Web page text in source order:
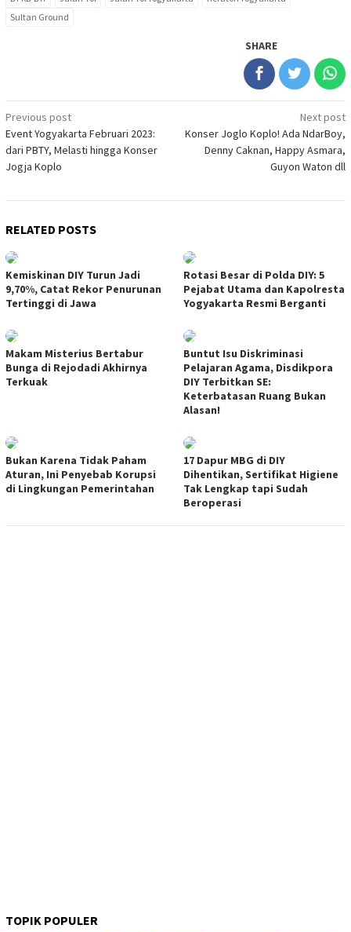
Sultan Ground
SHARE
Post
navigation
Previous post
Event Yogyakarta Februari 2023:
dari PBTY, Melasti hingga Konser
Jogja Koplo
Next post
Konser Joglo Koplo! Ada NdarBoy,
Denny Caknan, Happy Asmara,
Guyon Waton dll
RELATED POSTS
Kemiskinan DIY Turun Jadi
9,70%, Catat Rekor Penurunan
Tertinggi di Jawa
Rotasi Besar di Polda DIY: 5
Pejabat Utama dan Kapolresta
Yogyakarta Resmi Berganti
Makam Misterius Bertabur
Bunga di Rejodadi Akhirnya
Terkuak
Buntut Isu Diskriminasi
Pelajaran Agama, Disdikpora
DIY Terbitkan SE:
Keterbatasan Ruang Bukan
Alasan!
Bukan Karena Tidak Paham
Aturan, Ini Penyebab Korupsi
di Lingkungan Pemerintahan
17 Dapur MBG di DIY
Dihentikan, Sertifikat Higiene
Tak Lengkap tapi Sudah
Beroperasi
TOPIK POPULER